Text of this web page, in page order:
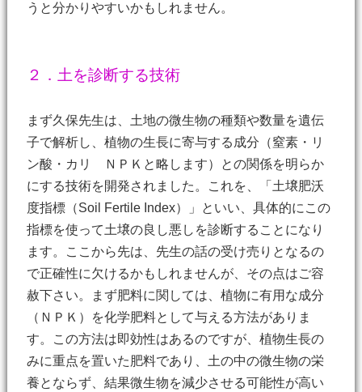
うと分かりやすいかもしれません。
２．土を診断する技術
まず久保先生は、土地の微生物の種類や数量を遺伝
子で解析し、植物の生長に寄与する成分（窒素・リ
ン酸・カリ ＮＰＫと略します）との関係を明らか
にする技術を開発されました。これを、「土壌肥沃
度指標（Soil Fertile Index）」といい、具体的にこの
指標を使って土壌の良し悪しを診断することになり
ます。ここから先は、先生の話の受け売りとなるの
で正確性に欠けるかもしれませんが、その点はご容
赦下さい。まず肥料に関しては、植物に有用な成分
（ＮＰＫ）を化学肥料として与える方法がありま
す。この方法は即効性はあるのですが、植物生長の
みに重点を置いた肥料であり、土の中の微生物の栄
養とならず、結果微生物を減少させる可能性が高い